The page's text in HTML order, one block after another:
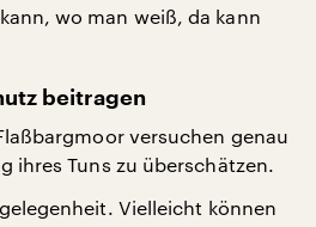
wo man weiß, da kann
beitragen
versuchen genau
ihres Tuns zu überschätzen.
Vielleicht können